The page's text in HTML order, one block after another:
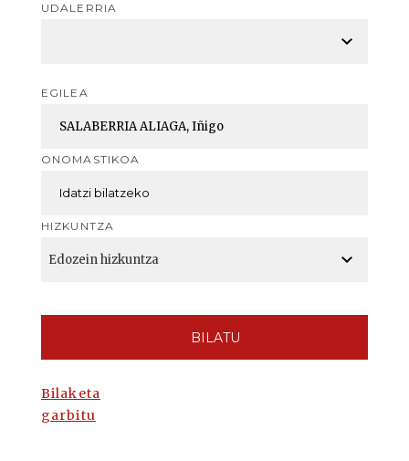
UDALERRIA
EGILEA
ONOMASTIKOA
HIZKUNTZA
BILATU
Bilaketa
garbitu